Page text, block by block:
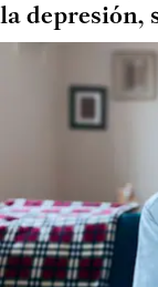
la depresión,